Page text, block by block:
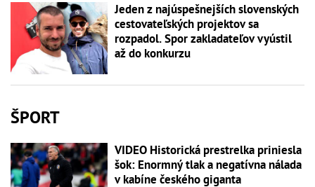
Jeden z najúspešnejších slovenských
cestovateľských projektov sa
rozpadol. Spor zakladateľov vyústil
až do konkurzu
ŠPORT
VIDEO Historická prestrelka priniesla
šok: Enormný tlak a negatívna nálada
v kabíne českého giganta